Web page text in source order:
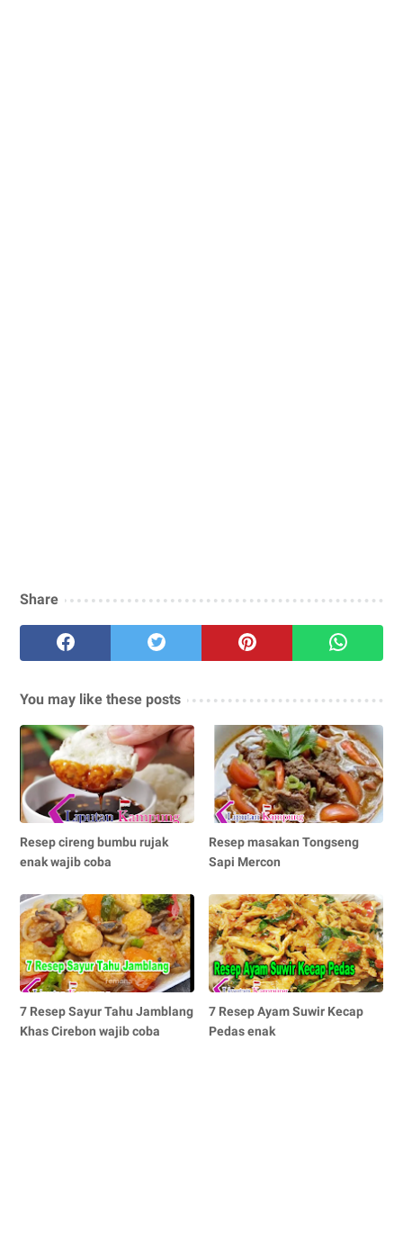
Share
You may like these posts
Resep cireng bumbu rujak
enak wajib coba
Resep masakan Tongseng
Sapi Mercon
7 Resep Sayur Tahu Jamblang
Khas Cirebon wajib coba
7 Resep Ayam Suwir Kecap
Pedas enak